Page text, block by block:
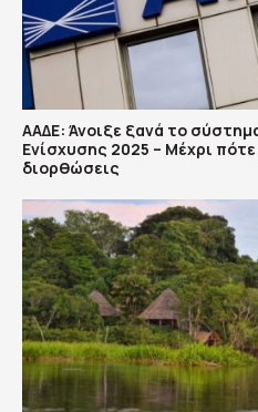
ΑΑΔΕ: Άνοιξε ξανά το
Ενίσχυσης 2025 – Μέχρι
διορθώσεις